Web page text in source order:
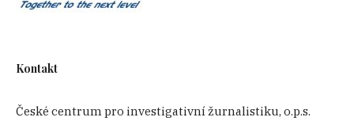
Kontakt
České centrum pro investigativní žurnalistiku, o.p.s.